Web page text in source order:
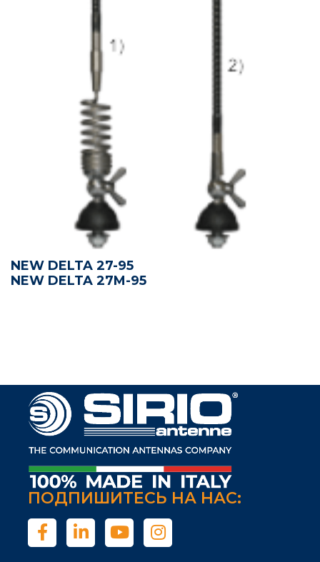
NEW DELTA 27-95
NEW DELTA 27M-95
ПОДПИШИТЕСЬ НА НАС: